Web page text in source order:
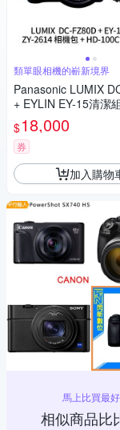
類單眼相機的嶄新境界
Panasonic LUMIX
+ EYLIN EY-15清潔
ght ZY-2614相機包 +
瑪 HD-100C電子除濕
D (公司貨)
$18,000
券
加入購物
馬上比買最好
相似商品比